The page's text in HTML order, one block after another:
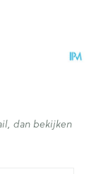
dan bekijken